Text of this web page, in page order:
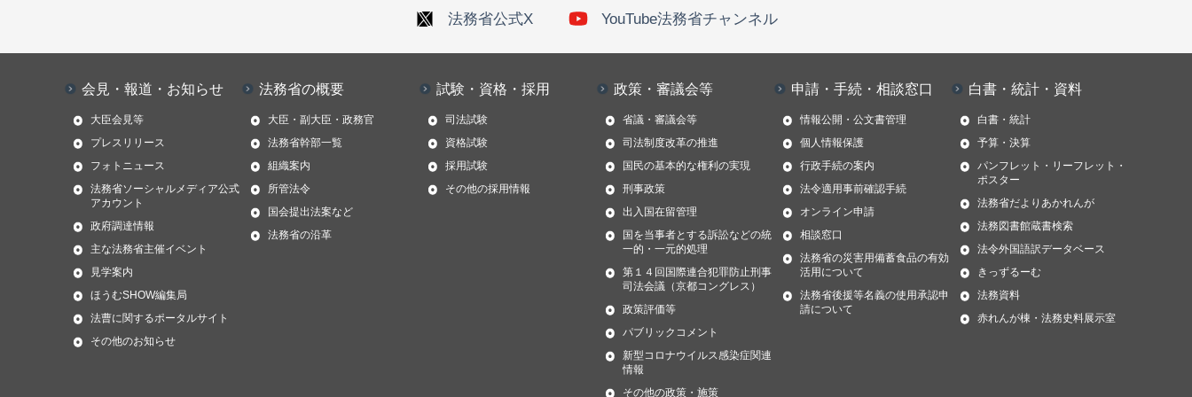
法務省公式X YouTube法務省チャンネル
会見・報道・お知らせ
大臣会見等
プレスリリース
フォトニュース
法務省ソーシャルメディア公式
アカウント
政府調達情報
主な法務省主催イベント
見学案内
ほうむSHOW編集局
法曹に関するポータルサイト
その他のお知らせ
法務省の概要
大臣・副大臣・政務官
法務省幹部一覧
組織案内
所管法令
国会提出法案など
法務省の沿革
試験・資格・採用
司法試験
資格試験
採用試験
その他の採用情報
政策・審議会等
省議・審議会等
司法制度改革の推進
国民の基本的な権利の実現
刑事政策
出入国在留管理
国を当事者とする訴訟などの統
一的・一元的処理
第１４回国際連合犯罪防止刑事
司法会議（京都コングレス）
政策評価等
パブリックコメント
新型コロナウイルス感染症関連
情報
その他の政策・施策
申請・手続・相談窓口
情報公開・公文書管理
個人情報保護
行政手続の案内
法令適用事前確認手続
オンライン申請
相談窓口
法務省の災害用備蓄食品の有効
活用について
法務省後援等名義の使用承認申
請について
白書・統計・資料
白書・統計
予算・決算
パンフレット・リーフレット・
ポスター
法務省だよりあかれんが
法務図書館蔵書検索
法令外国語訳データベース
きっずるーむ
法務資料
赤れんが棟・法務史料展示室